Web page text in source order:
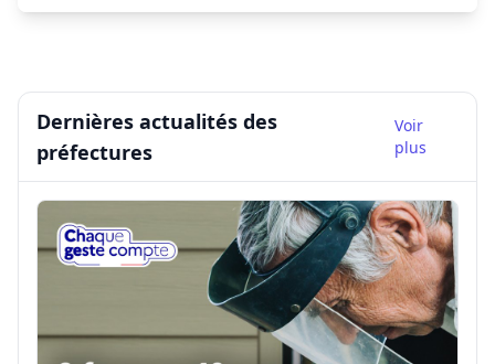
Dernières actualités des
préfectures
Voir
plus